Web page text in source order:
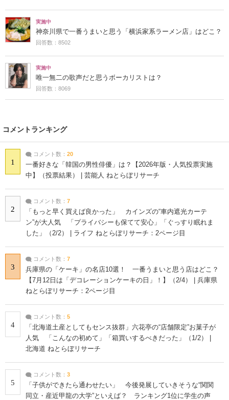
実施中
神奈川県で一番うまいと思う「横浜家系ラーメン店」はどこ？
回答数：8502
実施中
唯一無二の歌声だと思うボーカリストは？
回答数：8069
コメントランキング
1
コメント数： 20
一番好きな「韓国の男性俳優」は？【2026年版・人気投票実施
中】（投票結果） | 芸能人 ねとらぼリサーチ
2
コメント数： 7
「もっと早く買えば良かった」 カインズの“車内遮光カーテ
ン”が大人気 「プライバシーも保てて安心」「ぐっすり眠れま
した」（2/2） | ライフ ねとらぼリサーチ：2ページ目
3
コメント数： 7
兵庫県の「ケーキ」の名店10選！ 一番うまいと思う店はどこ？
【7月12日は「デコレーションケーキの日」！】（2/4） | 兵庫県
ねとらぼリサーチ：2ページ目
4
コメント数： 5
「北海道土産としてもセンス抜群」六花亭の“店舗限定”お菓子が
人気 「こんなの初めて」「箱買いするべきだった」（1/2） |
北海道 ねとらぼリサーチ
5
コメント数： 3
「子供ができたら通わせたい」 今後発展していきそうな“関関
同立・産近甲龍の大学”といえば？ ランキング1位に学生の声